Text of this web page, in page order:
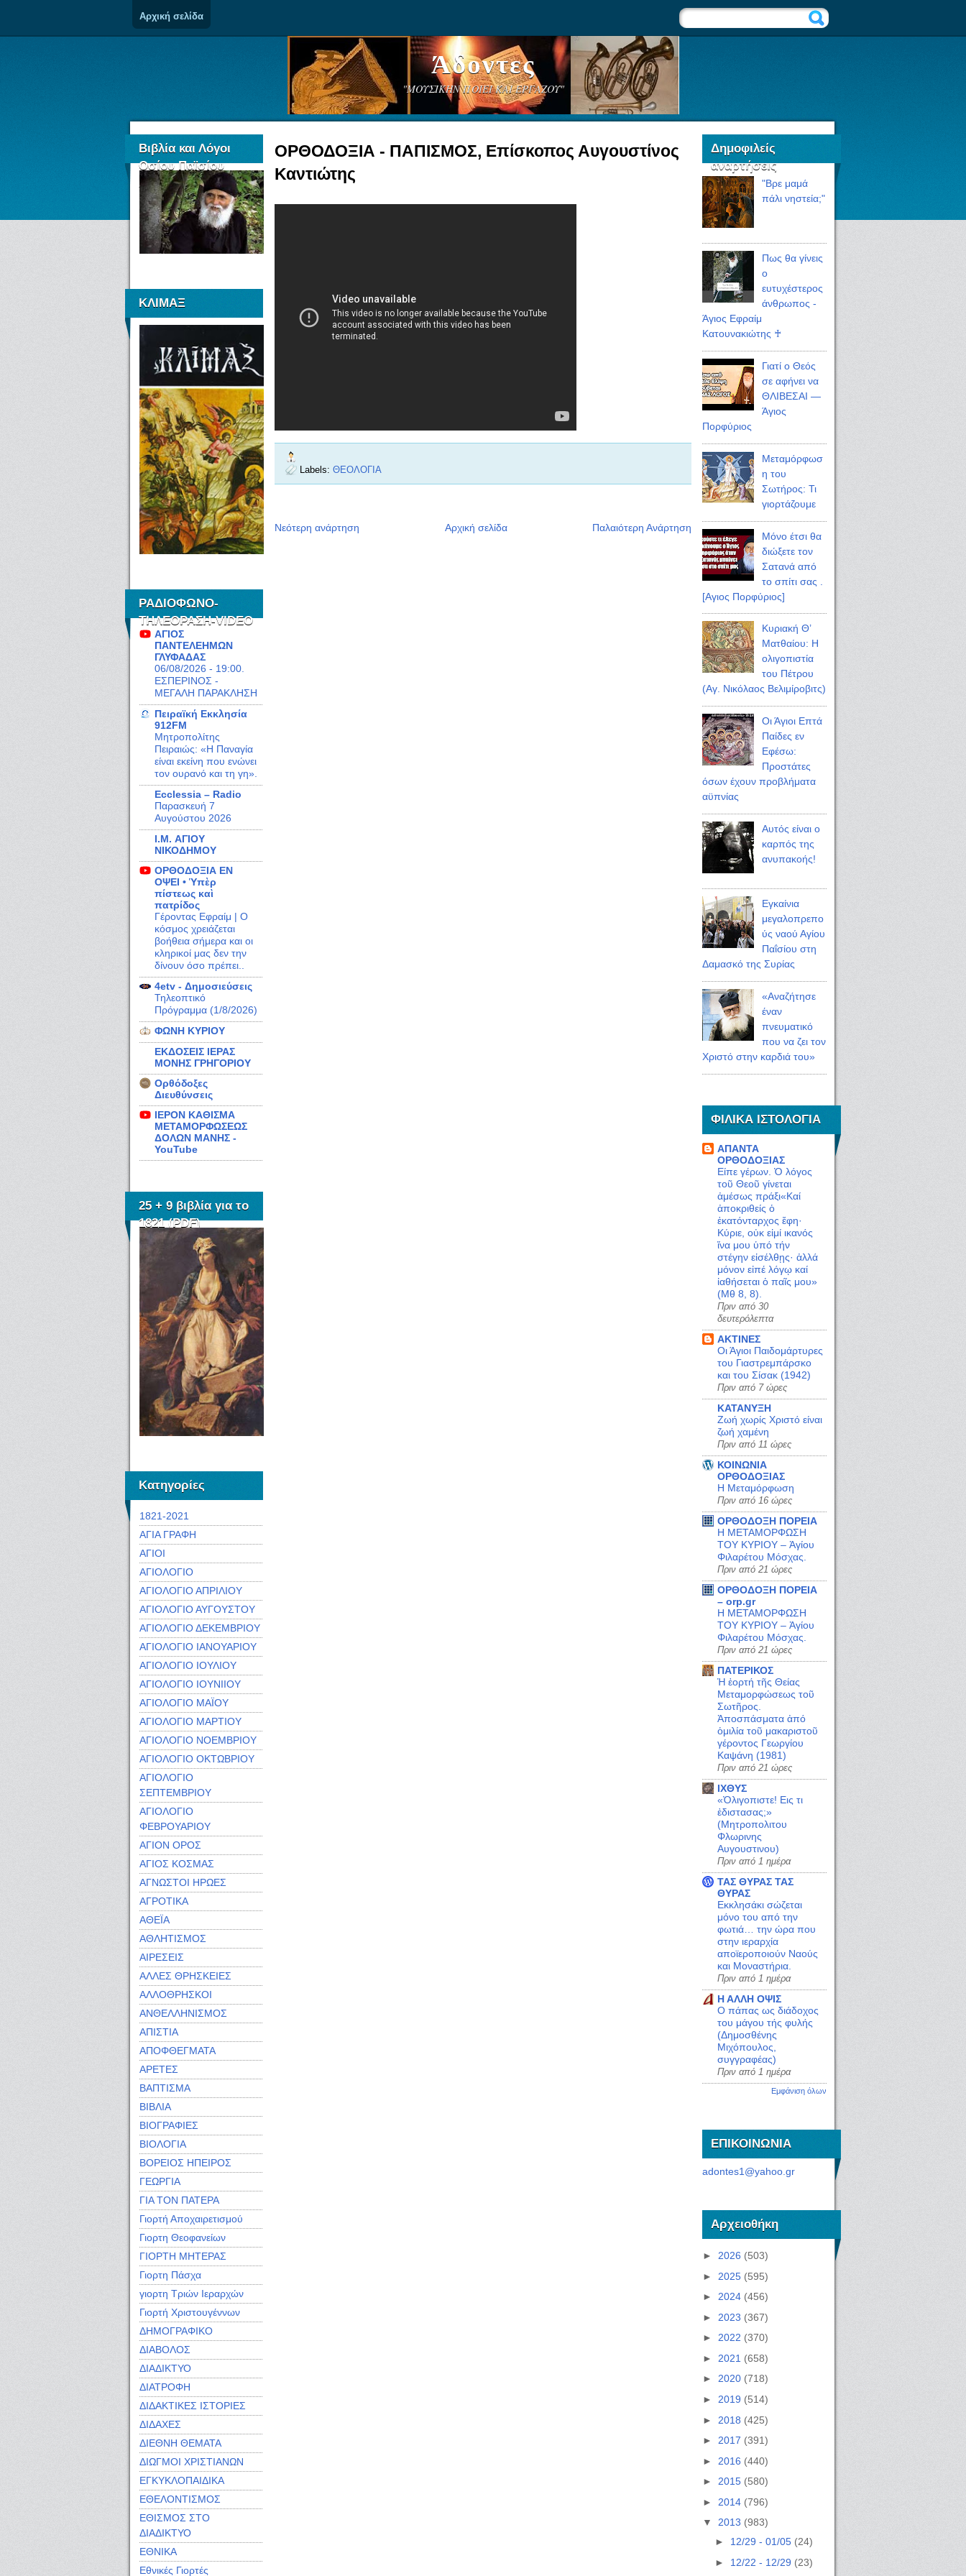
Αρχική σελίδα
Άδοντες
"ΜΟΥΣΙΚΗΝ ΠΟΙΕΙ ΚΑΙ ΕΡΓΑΖΟΥ"
Βιβλία και Λόγοι
Οσίου Παϊσίου
Αγιορείτου
ΚΛΙΜΑΞ
ΡΑΔΙΟΦΩΝΟ-
ΤΗΛΕΟΡΑΣΗ-VIDEO
ΑΓΙΟΣ
ΠΑΝΤΕΛΕΗΜΩΝ
ΓΛΥΦΑΔΑΣ
06/08/2026 - 19:00.
ΕΣΠΕΡΙΝΟΣ -
ΜΕΓΑΛΗ ΠΑΡΑΚΛΗΣΗ
Πειραϊκή Εκκλησία
912FM
Μητροπολίτης
Πειραιώς: «Η Παναγία
είναι εκείνη που ενώνει
τον ουρανό και τη γη».
Ecclessia – Radio
Παρασκευή 7
Αυγούστου 2026
I.M. ΑΓΙΟΥ
ΝΙΚΟΔΗΜΟΥ
ΟΡΘΟΔΟΞΙΑ ΕΝ
ΟΨΕΙ • Ὑπὲρ
πίστεως καὶ
πατρίδος
Γέροντας Εφραίμ | Ο
κόσμος χρειάζεται
βοήθεια σήμερα και οι
κληρικοί μας δεν την
δίνουν όσο πρέπει..
4etv - Δημοσιεύσεις
Τηλεοπτικό
Πρόγραμμα (1/8/2026)
ΦΩΝΗ ΚΥΡΙΟΥ
ΕΚΔΟΣΕΙΣ ΙΕΡΑΣ
ΜΟΝΗΣ ΓΡΗΓΟΡΙΟΥ
Ορθόδοξες
Διευθύνσεις
ΙΕΡΟΝ ΚΑΘΙΣΜΑ
ΜΕΤΑΜΟΡΦΩΣΕΩΣ
ΔΟΛΩΝ ΜΑΝΗΣ -
YouTube
25 + 9 βιβλία για το
1821 (PDF)
Κατηγορίες
1821-2021
ΑΓΙΑ ΓΡΑΦΗ
ΑΓΙΟΙ
ΑΓΙΟΛΟΓΙΟ
ΑΓΙΟΛΟΓΙΟ ΑΠΡΙΛΙΟΥ
ΑΓΙΟΛΟΓΙΟ ΑΥΓΟΥΣΤΟΥ
ΑΓΙΟΛΟΓΙΟ ΔΕΚΕΜΒΡΙΟΥ
ΑΓΙΟΛΟΓΙΟ ΙΑΝΟΥΑΡΙΟΥ
ΑΓΙΟΛΟΓΙΟ ΙΟΥΛΙΟΥ
ΑΓΙΟΛΟΓΙΟ ΙΟΥΝΙΙΟΥ
ΑΓΙΟΛΟΓΙΟ ΜΑΪΟΥ
ΑΓΙΟΛΟΓΙΟ ΜΑΡΤΙΟΥ
ΑΓΙΟΛΟΓΙΟ ΝΟΕΜΒΡΙΟΥ
ΑΓΙΟΛΟΓΙΟ ΟΚΤΩΒΡΙΟΥ
ΑΓΙΟΛΟΓΙΟ
ΣΕΠΤΕΜΒΡΙΟΥ
ΑΓΙΟΛΟΓΙΟ
ΦΕΒΡΟΥΑΡΙΟΥ
ΑΓΙΟΝ ΟΡΟΣ
ΑΓΙΟΣ ΚΟΣΜΑΣ
ΑΓΝΩΣΤΟΙ ΗΡΩΕΣ
ΑΓΡΟΤΙΚΑ
ΑΘΕΪΑ
ΑΘΛΗΤΙΣΜΟΣ
ΑΙΡΕΣΕΙΣ
ΑΛΛΕΣ ΘΡΗΣΚΕΙΕΣ
ΑΛΛΟΘΡΗΣΚΟΙ
ΑΝΘΕΛΛΗΝΙΣΜΟΣ
ΑΠΙΣΤΙΑ
ΑΠΟΦΘΕΓΜΑΤΑ
ΑΡΕΤΕΣ
ΒΑΠΤΙΣΜΑ
ΒΙΒΛΙΑ
ΒΙΟΓΡΑΦΙΕΣ
ΒΙΟΛΟΓΙΑ
ΒΟΡΕΙΟΣ ΗΠΕΙΡΟΣ
ΓΕΩΡΓΙΑ
ΓΙΑ ΤΟΝ ΠΑΤΕΡΑ
Γιορτή Αποχαιρετισμού
Γιορτη Θεοφανείων
ΓΙΟΡΤΗ ΜΗΤΕΡΑΣ
Γιορτη Πάσχα
γιορτη Τριών Ιεραρχών
Γιορτή Χριστουγέννων
ΔΗΜΟΓΡΑΦΙΚΟ
ΔΙΑΒΟΛΟΣ
ΔΙΑΔΙΚΤΥΟ
ΔΙΑΤΡΟΦΗ
ΔΙΔΑΚΤΙΚΕΣ ΙΣΤΟΡΙΕΣ
ΔΙΔΑΧΕΣ
ΔΙΕΘΝΗ ΘΕΜΑΤΑ
ΔΙΩΓΜΟΙ ΧΡΙΣΤΙΑΝΩΝ
ΕΓΚΥΚΛΟΠΑΙΔΙΚΑ
ΕΘΕΛΟΝΤΙΣΜΟΣ
ΕΘΙΣΜΟΣ ΣΤΟ
ΔΙΑΔΙΚΤΥΟ
ΕΘΝΙΚΑ
Εθνικές Γιορτές
ΟΡΘΟΔΟΞΙΑ - ΠΑΠΙΣΜΟΣ, Επίσκοπος Αυγουστίνος
Καντιώτης
Labels: ΘΕΟΛΟΓΙΑ
Νεότερη ανάρτηση Παλαιότερη Ανάρτηση
Αρχική σελίδα
Δημοφιλείς
αναρτήσεις
"Bρε μαμά
πάλι νηστεία;"
Πως θα γίνεις
ο
ευτυχέστερος
άνθρωπος -
Άγιος Εφραίμ
Κατουνακιώτης ♰
Γιατί ο Θεός
σε αφήνει να
ΘΛΙΒΕΣΑΙ —
Άγιος
Πορφύριος
Μεταμόρφωσ
η του
Σωτήρος: Τι
γιορτάζουμε
Μόνο έτσι θα
διώξετε τον
Σατανά από
το σπίτι σας .
[Αγιος Πορφύριος]
Κυριακή Θ’
Ματθαίου: Η
ολιγοπιστία
του Πέτρου
(Αγ. Νικόλαος Βελιμίροβιτς)
Οι Άγιοι Επτά
Παίδες εν
Εφέσω:
Προστάτες
όσων έχουν προβλήματα
αϋπνίας
Αυτός είναι ο
καρπός της
ανυπακοής!
Εγκαίνια
μεγαλοπρεπο
ύς ναού Αγίου
Παΐσίου στη
Δαμασκό της Συρίας
«Αναζήτησε
έναν
πνευματικό
που να ζει τον
Χριστό στην καρδιά του»
ΦΙΛΙΚΑ ΙΣΤΟΛΟΓΙΑ
ΑΠΑΝΤΑ
ΟΡΘΟΔΟΞΙΑΣ
Είπε γέρων. Ὁ λόγος
τοῦ Θεοῦ γίνεται
ἀμέσως πράξι«Καί
ἀποκριθείς ὁ
ἑκατόνταρχος ἔφη·
Κύριε, οὐκ εἰμί ικανός
ἵνα μου ὑπό τήν
στέγην εἰσέλθῃς· ἀλλά
μόνον εἰπέ λόγῳ καί
ἰαθήσεται ὁ παῖς μου»
(Μθ 8, 8).
Πριν από 30
δευτερόλεπτα
ΑΚΤΙΝΕΣ
Οι Άγιοι Παιδομάρτυρες
του Γιαστρεμπάρσκο
και του Σίσακ (1942)
Πριν από 7 ώρες
ΚΑΤΑΝΥΞΗ
Ζωή χωρίς Χριστό είναι
ζωή χαμένη
Πριν από 11 ώρες
ΚΟΙΝΩΝΙΑ
ΟΡΘΟΔΟΞΙΑΣ
Η Μεταμόρφωση
Πριν από 16 ώρες
ΟΡΘΟΔΟΞΗ ΠΟΡΕΙΑ
Η ΜΕΤΑΜΟΡΦΩΣΗ
ΤΟΥ ΚΥΡΙΟΥ – Ἁγίου
Φιλαρέτου Μόσχας.
Πριν από 21 ώρες
ΟΡΘΟΔΟΞΗ ΠΟΡΕΙΑ
– orp.gr
Η ΜΕΤΑΜΟΡΦΩΣΗ
ΤΟΥ ΚΥΡΙΟΥ – Ἁγίου
Φιλαρέτου Μόσχας.
Πριν από 21 ώρες
ΠΑΤΕΡΙΚΟΣ
Ἡ ἑορτή τῆς Θείας
Μεταμορφώσεως τοῦ
Σωτῆρος.
Ἀποσπάσματα ἀπό
ὁμιλία τοῦ μακαριστοῦ
γέροντος Γεωργίου
Καψάνη (1981)
Πριν από 21 ώρες
ΙΧΘΥΣ
«Ὀλιγοπιστε! Εις τι
ἐδιστασας;»
(Μητροπολιτου
Φλωρινης
Αυγουστινου)
Πριν από 1 ημέρα
ΤΑΣ ΘΥΡΑΣ ΤΑΣ
ΘΥΡΑΣ
Εκκλησάκι σώζεται
μόνο του από την
φωτιά… την ώρα που
στην ιεραρχία
αποϊεροποιούν Ναούς
και Μοναστήρια.
Πριν από 1 ημέρα
Η ΑΛΛΗ ΟΨΙΣ
Ο πάπας ως διάδοχος
του μάγου τής φυλής
(Δημοσθένης
Μιχόπουλος,
συγγραφέας)
Πριν από 1 ημέρα
Εμφάνιση όλων
ΕΠΙΚΟΙΝΩΝΙΑ
adontes1@yahoo.gr
Αρχειοθήκη
► 2026 (503)
► 2025 (595)
► 2024 (456)
► 2023 (367)
► 2022 (370)
► 2021 (658)
► 2020 (718)
► 2019 (514)
► 2018 (425)
► 2017 (391)
► 2016 (440)
► 2015 (580)
► 2014 (796)
▼ 2013 (983)
► 12/29 - 01/05 (24)
► 12/22 - 12/29 (23)